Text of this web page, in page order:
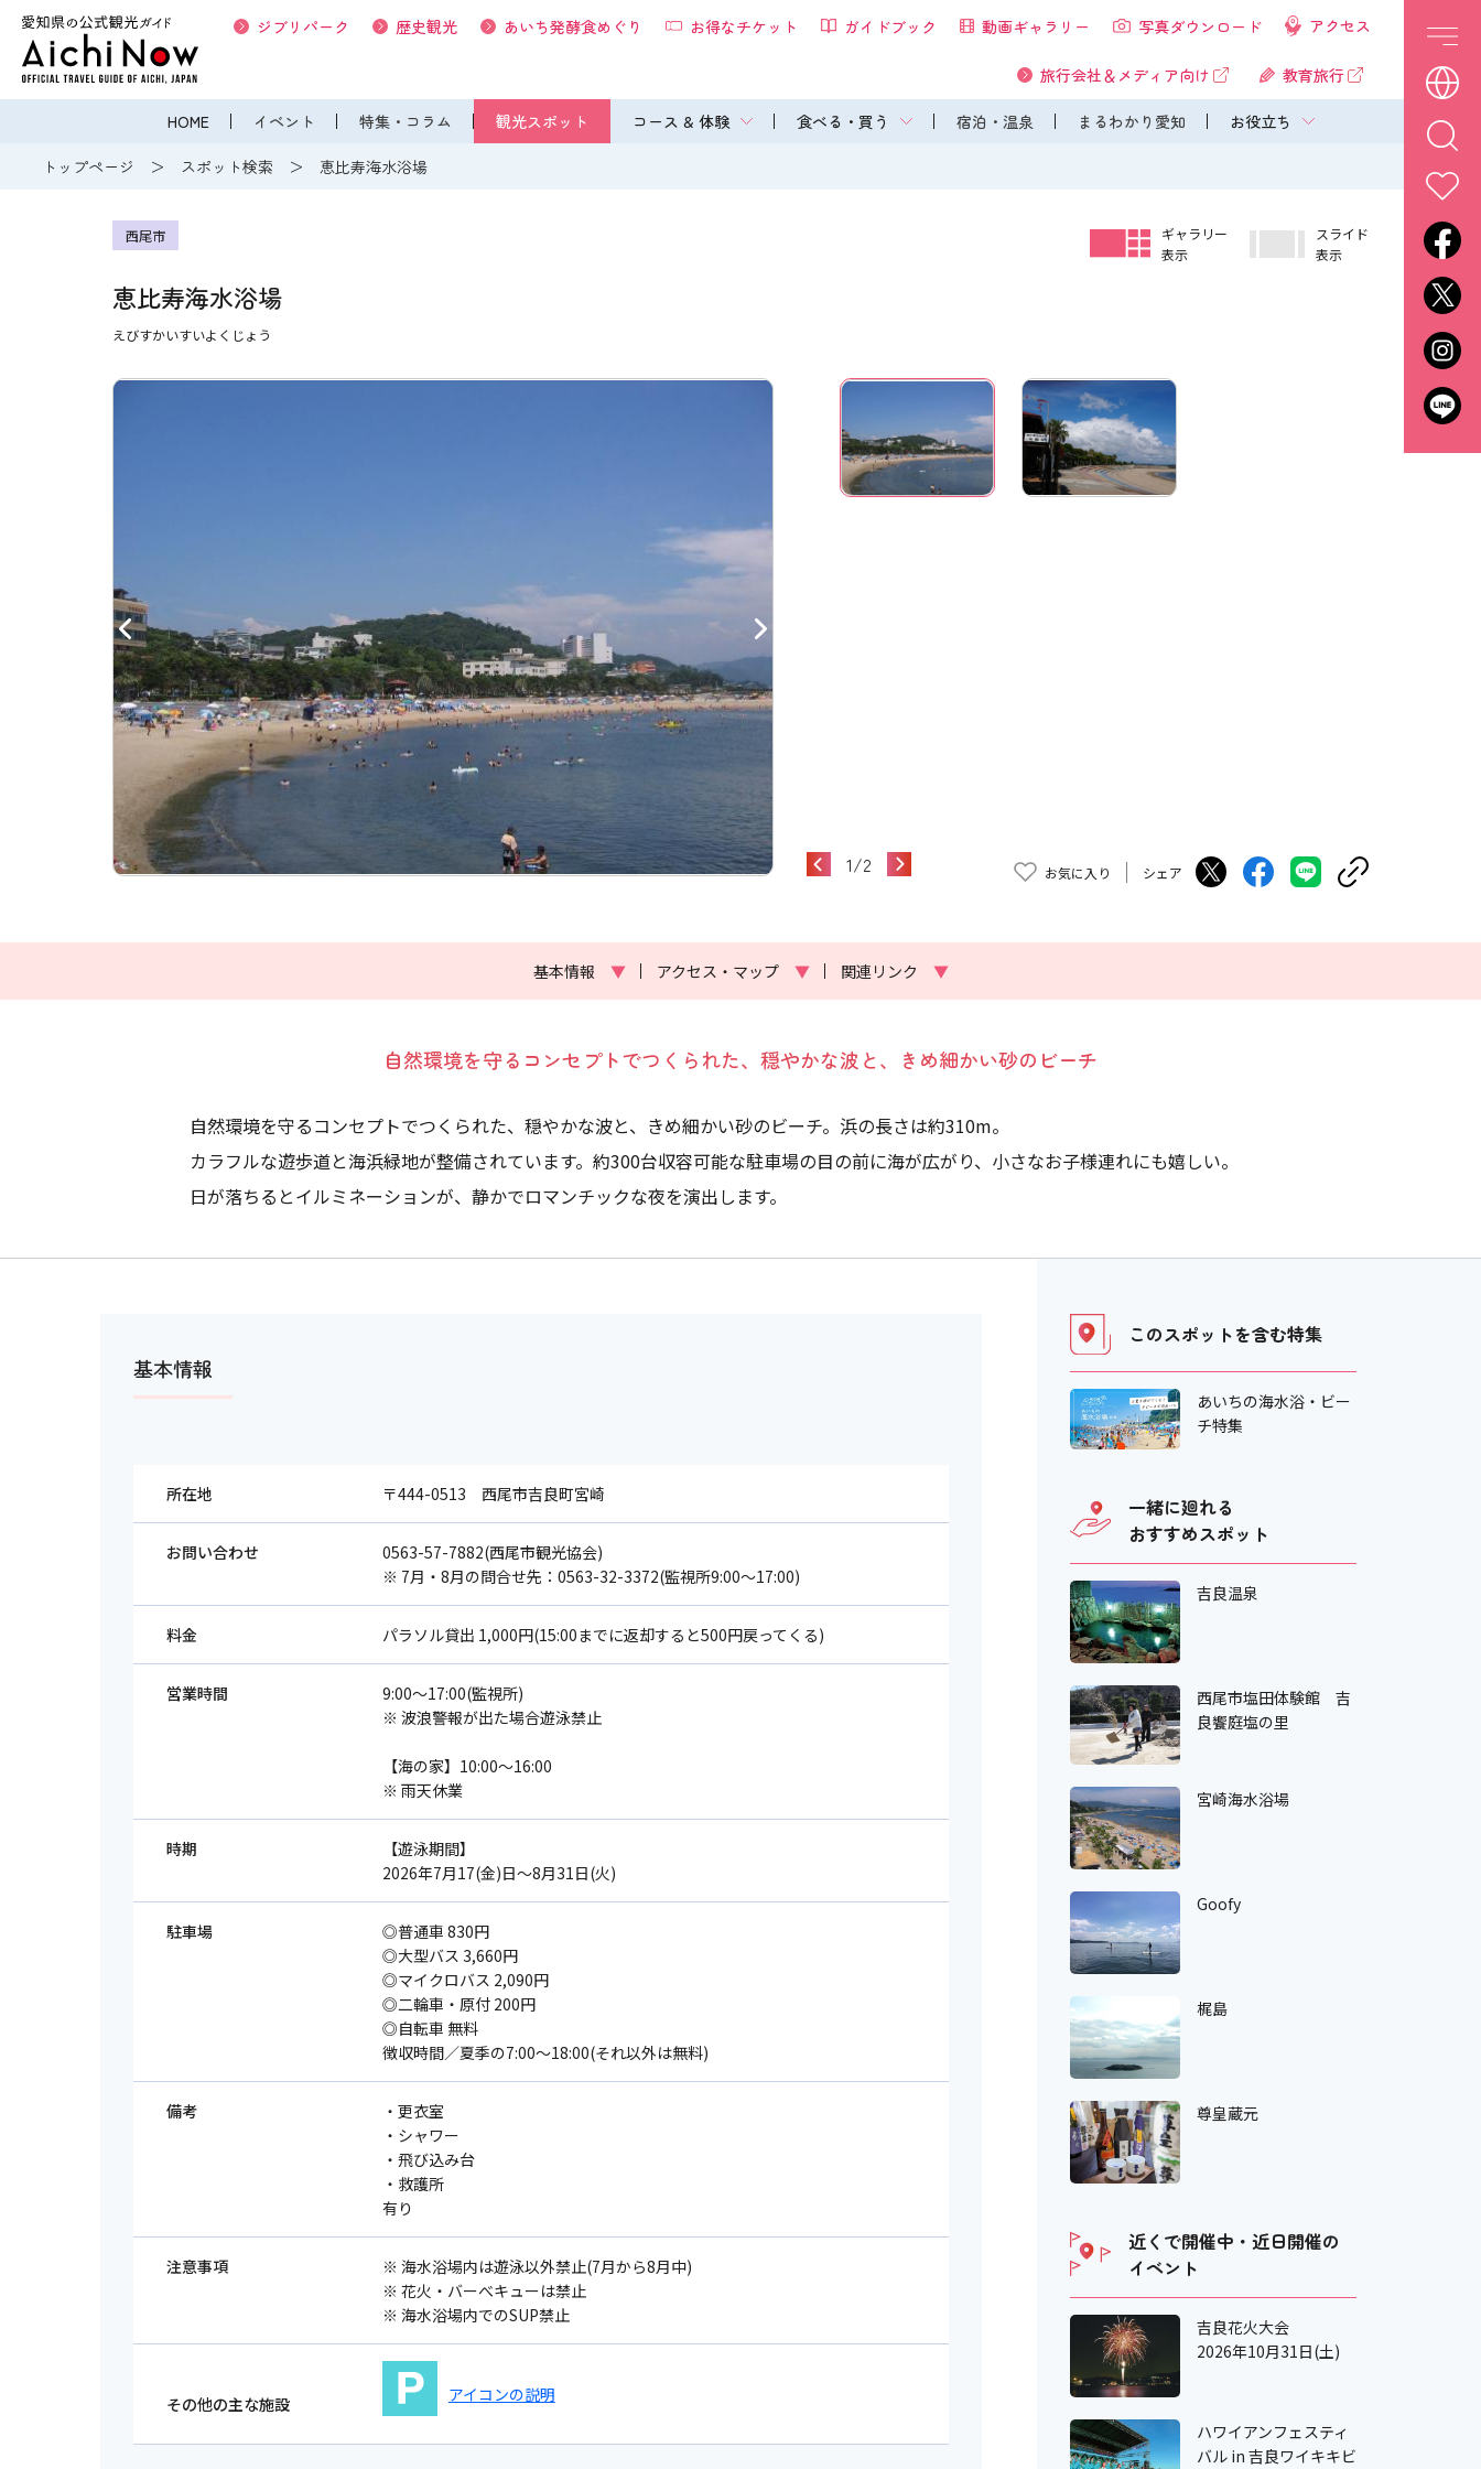
HOME イベント 特集・コラム 観光スポット コース & 体験 食べる・買う 宿泊・温泉 まるわかり愛知 お役立ち
ジブリパーク 歴史観光 あいち発酵食めぐり お得なチケット ガイドブック 動画ギャラリー 写真ダウンロード アクセス
旅行会社＆メディア向け 教育旅行
トップページ スポット検索 恵比寿海水浴場
西尾市
恵比寿海水浴場
えびすかいすいよくじょう
ギャラリー
表示
スライド
表示
1/2 お気に入り シェア
基本情報 ▼ アクセス・マップ ▼ 関連リンク ▼
自然環境を守るコンセプトでつくられた、穏やかな波と、きめ細かい砂のビーチ
自然環境を守るコンセプトでつくられた、穏やかな波と、きめ細かい砂のビーチ。浜の長さは約310m。
カラフルな遊歩道と海浜緑地が整備されています。約300台収容可能な駐車場の目の前に海が広がり、小さなお子様連れにも嬉しい。
日が落ちるとイルミネーションが、静かでロマンチックな夜を演出します。
基本情報
所在地 〒444-0513 西尾市吉良町宮崎
お問い合わせ
0563-57-7882(西尾市観光協会)
※ 7月・8月の問合せ先：0563-32-3372(監視所9:00～17:00)
料金 パラソル貸出 1,000円(15:00までに返却すると500円戻ってくる)
営業時間
9:00～17:00(監視所)
※ 波浪警報が出た場合遊泳禁止
【海の家】10:00～16:00
※ 雨天休業
時期
【遊泳期間】
2026年7月17(金)日～8月31日(火)
駐車場
◎普通車 830円
◎大型バス 3,660円
◎マイクロバス 2,090円
◎二輪車・原付 200円
◎自転車 無料
徴収時間／夏季の7:00～18:00(それ以外は無料)
備考
・更衣室
・シャワー
・飛び込み台
・救護所
有り
注意事項
※ 海水浴場内は遊泳以外禁止(7月から8月中)
※ 花火・バーべキューは禁止
※ 海水浴場内でのSUP禁止
その他の主な施設 アイコンの説明
このスポットを含む特集
あいちの海水浴・ビー
チ特集
一緒に廻れる
おすすめスポット
吉良温泉
西尾市塩田体験館 吉
良饗庭塩の里
宮崎海水浴場
Goofy
梶島
尊皇蔵元
近くで開催中・近日開催の
イベント
吉良花火大会
2026年10月31日(土)
ハワイアンフェスティ
バル in 吉良ワイキキビ